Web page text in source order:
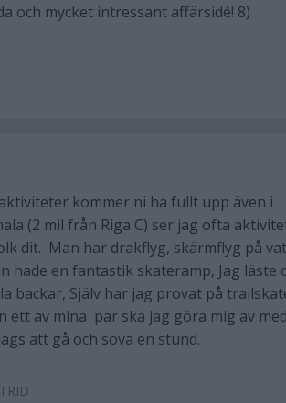
och mycket intressant affärsidé! 8)
kommer ni ha fullt upp även i
(2 mil från Riga C) ser jag ofta
dit. Man har drakflyg, skärmflyg på
hade en fantastik skateramp, Jag läste
backar, Själv har jag provat på
ett av mina par ska jag göra mig av
att gå och sova en stund.